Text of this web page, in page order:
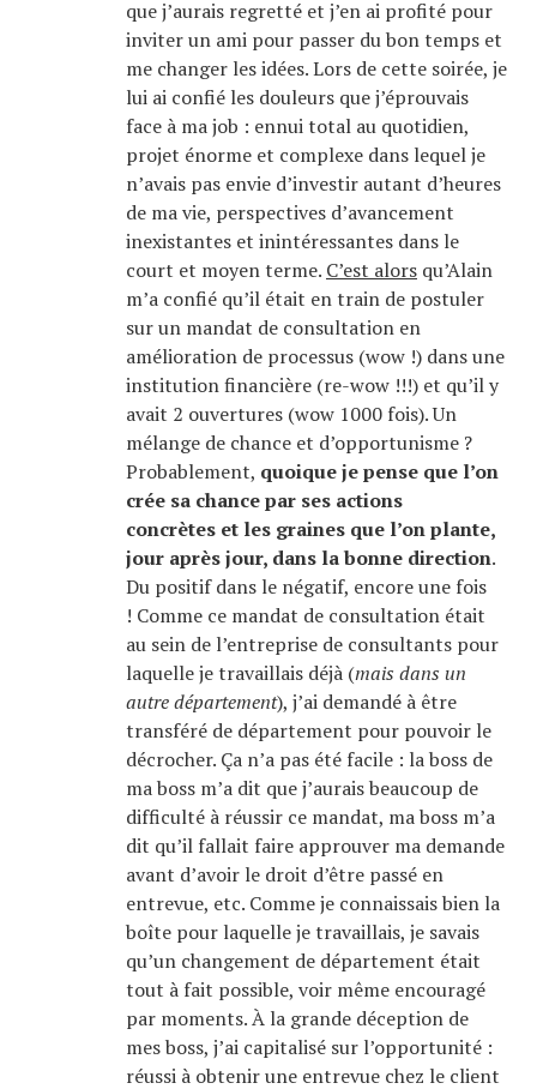
que j’aurais regretté et j’en ai profité pour
inviter un ami pour passer du bon temps et
me changer les idées. Lors de cette soirée, je
lui ai confié les douleurs que j’éprouvais
face à ma job : ennui total au quotidien,
projet énorme et complexe dans lequel je
n’avais pas envie d’investir autant d’heures
de ma vie, perspectives d’avancement
inexistantes et inintéressantes dans le
court et moyen terme. C’est alors qu’Alain
m’a confié qu’il était en train de postuler
sur un mandat de consultation en
amélioration de processus (wow !) dans une
institution financière (re-wow !!!) et qu’il y
avait 2 ouvertures (wow 1000 fois). Un
mélange de chance et d’opportunisme ?
Probablement, quoique je pense que l’on
crée sa chance par ses actions
concrètes et les graines que l’on plante,
jour après jour, dans la bonne direction.
Du positif dans le négatif, encore une fois
! Comme ce mandat de consultation était
au sein de l’entreprise de consultants pour
laquelle je travaillais déjà (mais dans un
autre département), j’ai demandé à être
transféré de département pour pouvoir le
décrocher. Ça n’a pas été facile : la boss de
ma boss m’a dit que j’aurais beaucoup de
difficulté à réussir ce mandat, ma boss m’a
dit qu’il fallait faire approuver ma demande
avant d’avoir le droit d’être passé en
entrevue, etc. Comme je connaissais bien la
boîte pour laquelle je travaillais, je savais
qu’un changement de département était
tout à fait possible, voir même encouragé
par moments. À la grande déception de
mes boss, j’ai capitalisé sur l’opportunité :
réussi à obtenir une entrevue chez le client